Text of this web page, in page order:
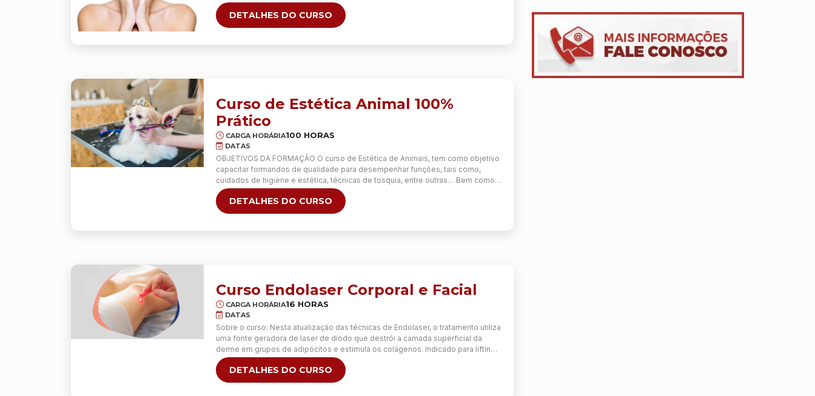
atuarem no mercado da estética, por meio de conhecimento teórico e
principalmente, prático dos principais procedimentos utilizados …
DETALHES DO CURSO
Curso de Estética Animal 100%
Prático
CARGA HORÁRIA100 HORAS
DATAS
OBJETIVOS DA FORMAÇÃO O curso de Estética de Animais, tem como objetivo
capacitar formandos de qualidade para desempenhar funções, tais como,
cuidados de higiene e estética, técnicas de tosquia, entre outras… Bem como
detetar patologias dermatológicas e saber lidar com o comportamento animal.
Metodologia: Aulas 100% práticas; Não há necessidade de comprar nenhum
material. …Continua
DETALHES DO CURSO
Curso Endolaser Corporal e Facial
CARGA HORÁRIA16 HORAS
DATAS
Sobre o curso: Nesta atualização das técnicas de Endolaser, o tratamento utiliza
uma fonte geradora de laser de diodo que destrói a camada superficial da
derme em grupos de adipócitos e estimula os colágenos. Indicado para lifting
facial, flacidez facial e corporal, gordura localizada na aplicação no abdômen,
interno de coxa, flancos, costas, celulites, cicatriz …
DETALHES DO CURSO